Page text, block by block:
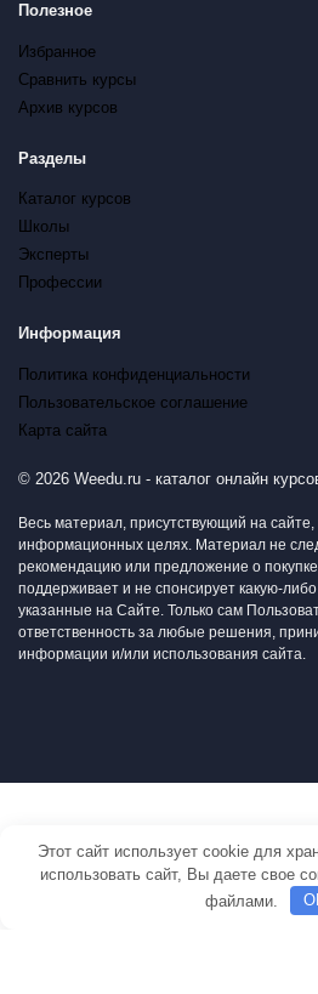
Полезное
Избранное
Сравнить курсы
Архив курсов
Разделы
Каталог курсов
Школы
Эксперты
Профессии
Информация
Политика конфиденциальности
Пользовательское соглашение
Карта сайта
© 2026 Weedu.ru - каталог онлайн
Весь материал, присутствующий на
информационных целях. Материал не
рекомендацию или предложение о
поддерживает и не спонсирует какую-
указанные на Сайте. Только сам
ответственность за любые решения,
информации и/или использования сайта.
Этот сайт использует cookie для
использовать сайт, Вы даете свое
файлами.